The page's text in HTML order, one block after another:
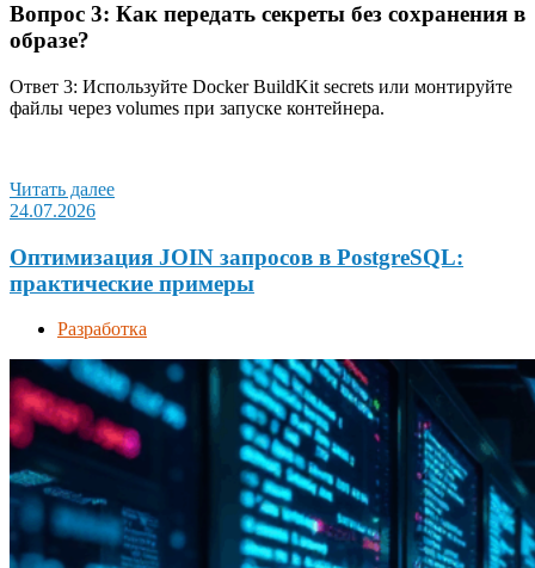
Вопрос 3: Как передать секреты без сохранения в
образе?
Ответ 3: Используйте Docker BuildKit secrets или монтируйте
файлы через volumes при запуске контейнера.
Читать далее
24.07.2026
Оптимизация JOIN запросов в PostgreSQL:
практические примеры
Разработка